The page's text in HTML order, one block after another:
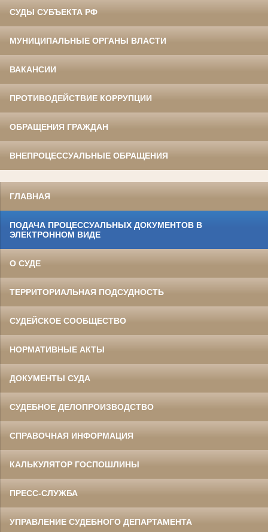
СУДЫ СУБЪЕКТА РФ
МУНИЦИПАЛЬНЫЕ ОРГАНЫ ВЛАСТИ
ВАКАНСИИ
ПРОТИВОДЕЙСТВИЕ КОРРУПЦИИ
ОБРАЩЕНИЯ ГРАЖДАН
ВНЕПРОЦЕССУАЛЬНЫЕ ОБРАЩЕНИЯ
ГЛАВНАЯ
ПОДАЧА ПРОЦЕССУАЛЬНЫХ ДОКУМЕНТОВ В
ЭЛЕКТРОННОМ ВИДЕ
О СУДЕ
ТЕРРИТОРИАЛЬНАЯ ПОДСУДНОСТЬ
СУДЕЙСКОЕ СООБЩЕСТВО
НОРМАТИВНЫЕ АКТЫ
ДОКУМЕНТЫ СУДА
СУДЕБНОЕ ДЕЛОПРОИЗВОДСТВО
СПРАВОЧНАЯ ИНФОРМАЦИЯ
КАЛЬКУЛЯТОР ГОСПОШЛИНЫ
ПРЕСС-СЛУЖБА
УПРАВЛЕНИЕ СУДЕБНОГО ДЕПАРТАМЕНТА